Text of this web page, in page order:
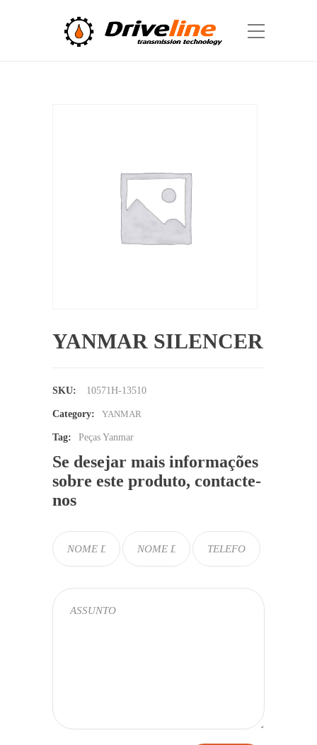
YANMAR SILENCER
SKU: 10571H-13510
Category: YANMAR
Tag: Peças Yanmar
Se desejar mais informações
sobre este produto, contacte-
nos